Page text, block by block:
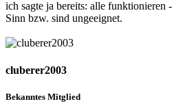
ich sagte ja bereits: alle funktionieren
Sinn bzw. sind ungeeignet.
cluberer2003
Bekanntes Mitglied